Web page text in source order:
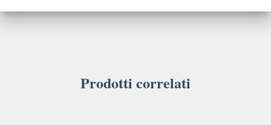
Prodotti correlati